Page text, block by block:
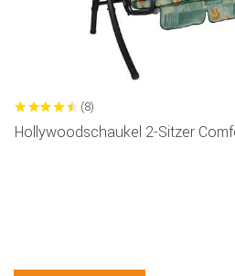
(8)
Hollywoodschaukel 2-Sitzer